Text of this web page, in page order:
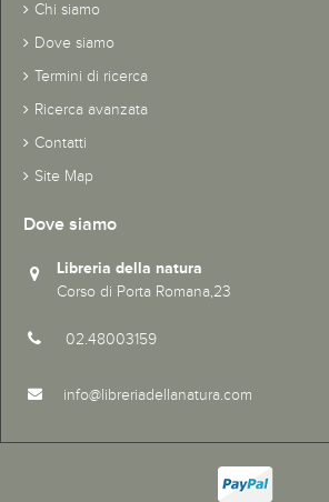
Chi siamo
Dove siamo
Termini di ricerca
Ricerca avanzata
Contatti
Site Map
Dove siamo
Libreria della natura
Corso di Porta
02.48003159
info@libreriadellanatura.com